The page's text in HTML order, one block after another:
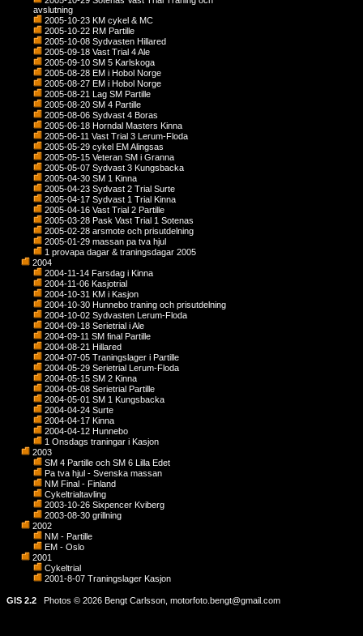
avslutning
2005-10-23 KM cykel & MC
2005-10-22 RM Partille
2005-10-08 Sydvasten Hillared
2005-09-18 Vast Trial 4 Ale
2005-09-10 SM 5 Karlskoga
2005-08-28 EM i Hobol Norge
2005-08-27 EM i Hobol Norge
2005-08-21 Lag SM Partille
2005-08-20 SM 4 Partille
2005-08-06 Sydvast 4 Boras
2005-06-18 Horndal Masters Kinna
2005-06-11 Vast Trial 3 Lerum-Floda
2005-05-29 cykel EM Alingsas
2005-05-15 Veteran SM i Granna
2005-05-07 Sydvast 3 Kungsbacka
2005-04-30 SM 1 Kinna
2005-04-23 Sydvast 2 Trial Surte
2005-04-17 Sydvast 1 Trial Kinna
2005-04-16 Vast Trial 2 Partille
2005-03-28 Pask Vast Trial 1 Sotenas
2005-02-28 arsmote och prisutdelning
2005-01-29 massan pa tva hjul
1 provapa dagar & traningsdagar 2005
2004
2004-11-14 Farsdag i Kinna
2004-11-06 Kasjotrial
2004-10-31 KM i Kasjon
2004-10-30 Hunnebo traning och prisutdelning
2004-10-02 Sydvasten Lerum-Floda
2004-09-18 Serietrial i Ale
2004-09-11 SM final Partille
2004-08-21 Hillared
2004-07-05 Traningslager i Partille
2004-05-29 Serietrial Lerum-Floda
2004-05-15 SM 2 Kinna
2004-05-08 Serietrial Partille
2004-05-01 SM 1 Kungsbacka
2004-04-24 Surte
2004-04-17 Kinna
2004-04-12 Hunnebo
1 Onsdags traningar i Kasjon
2003
SM 4 Partille och SM 6 Lilla Edet
Pa tva hjul - Svenska massan
NM Final - Finland
Cykeltrialtavling
2003-10-26 Sixpencer Kviberg
2003-08-30 grillning
2002
NM - Partille
EM - Oslo
2001
Cykeltrial
2001-8-07 Traningslager Kasjon
GIS 2.2 Photos © 2026 Bengt Carlsson, motorfoto.bengt@gmail.com